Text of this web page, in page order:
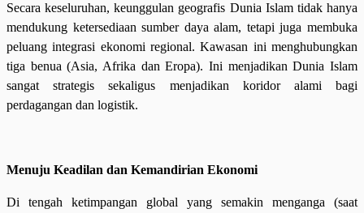
Secara keseluruhan, keunggulan geografis Dunia Islam tidak hanya
mendukung ketersediaan sumber daya alam, tetapi juga membuka
peluang integrasi ekonomi regional. Kawasan ini menghubungkan
tiga benua (Asia, Afrika dan Eropa). Ini menjadikan Dunia Islam
sangat strategis sekaligus menjadikan koridor alami bagi
perdagangan dan logistik.
Menuju Keadilan dan Kemandirian Ekonomi
Di tengah ketimpangan global yang semakin menganga (saat